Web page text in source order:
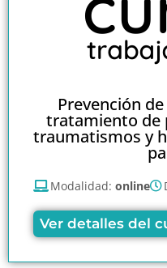
Prevención
tratamiento de
traumatismos y
Modalidad: online
Ver detalles del